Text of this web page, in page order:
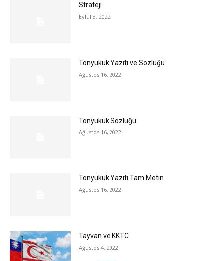
Strateji
Eylül 8, 2022
Tonyukuk Yazıtı ve Sözlüğü
Ağustos 16, 2022
Tonyukuk Sözlüğü
Ağustos 16, 2022
Tonyukuk Yazıtı Tam Metin
Ağustos 16, 2022
Tayvan ve KKTC
Ağustos 4, 2022